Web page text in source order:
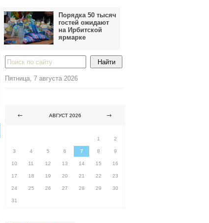
Порядка 50 тысяч
гостей ожидают
на Ирбитской
ярмарке
Пятница, 7 августа 2026
АВГУСТ 2026
1
2
3 4 5 6 7 8 9
10 11 12 13 14 15 16
17 18 19 20 21 22 23
24 25 26 27 28 29 30
31